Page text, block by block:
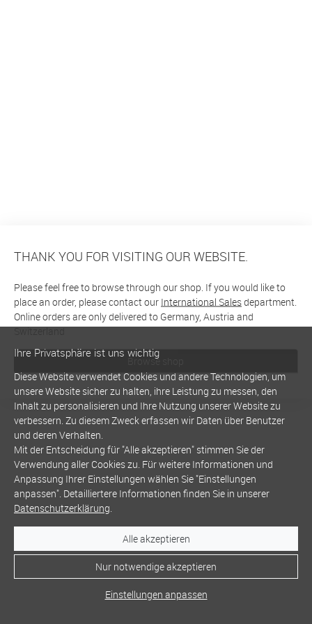
THANK YOU FOR VISITING OUR WEBSITE.
Please feel free to browse through our shop. If you would like to
place an order, please contact our International Salesdepartment.
Online orders are only delivered to Germany, Austria and
Switzerland
Browse shop
Ihre Privatsphäre ist uns wichtig
Diese Website verwendet Cookies und andere Technologien, um
unsere Website sicher zu halten, ihre Leistung zu messen, den
Inhalt zu personalisieren und Ihre Nutzung unserer Website zu
verbessern. Zu diesem Zweck erfassen wir Daten über Benutzer
und deren Verhalten.
Mit der Entscheidung für "Alle akzeptieren" stimmen Sie der
Verwendung aller Cookies zu. Für weitere Informationen und
Anpassung Ihrer Einstellungen wählen Sie "Einstellungen
anpassen". Detailliertere Informationen finden Sie in unserer
Datenschutzerklärung.
Alle akzeptieren
Nur notwendige akzeptieren
Einstellungen anpassen